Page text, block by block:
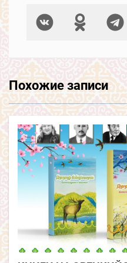
Похожие записи